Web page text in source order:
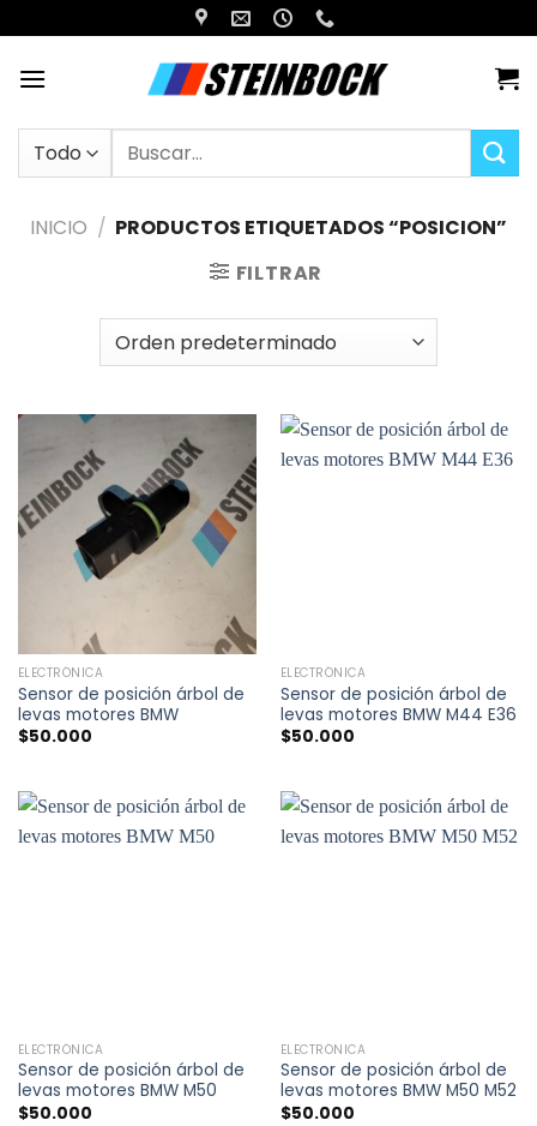
al
contenido
Buscar
INICIO / PRODUCTOS ETIQUETADOS “POSICION”
FILTRAR
ELECTRÓNICA
Sensor de posición árbol de
levas motores BMW
$50.000
ELECTRÓNICA
Sensor de posición árbol de
levas motores BMW M44 E36
$50.000
ELECTRÓNICA
Sensor de posición árbol de
levas motores BMW M50
$50.000
ELECTRÓNICA
Sensor de posición árbol de
levas motores BMW M50 M52
$50.000